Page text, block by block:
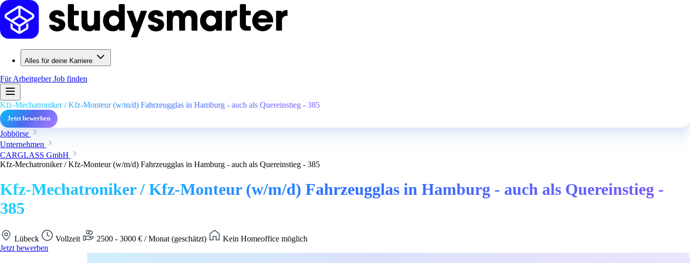
Alles für deine Karriere
Für ArbeitgeberJob finden
Kfz-Mechatroniker / Kfz-Monteur (w/m/d) Fahrzeugglas in Hamburg - auch als Quereinstieg - 385
Jetzt bewerben
Jobbörse
Unternehmen
CARGLASS GmbH
Kfz-Mechatroniker / Kfz-Monteur (w/m/d) Fahrzeugglas in Hamburg - auch als Quereinstieg - 385
Kfz-Mechatroniker / Kfz-Monteur (w/m/d) Fahrzeugglas in Hamburg - auch als Quereinstieg -
385
Lübeck Vollzeit 2500 - 3000 € / Monat (geschätzt)
Kein Homeoffice möglich
Jetzt bewerben